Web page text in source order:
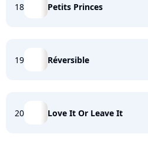
18 Petits Princes
19 Réversible
20 Love It Or Leave It